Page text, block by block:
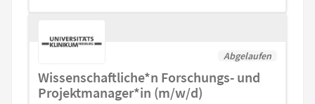
Abgelaufen
Wissenschaftliche*n Forschungs- und
Projektmanager*in (m/w/d)